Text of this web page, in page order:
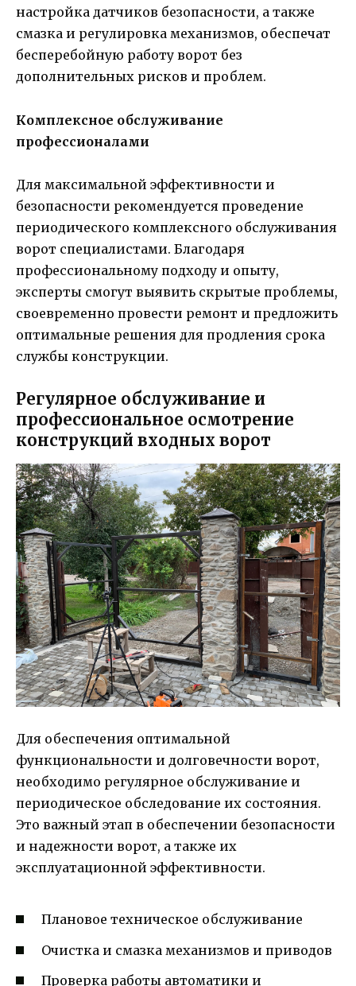
настройка датчиков безопасности, а также
смазка и регулировка механизмов, обеспечат
бесперебойную работу ворот без
дополнительных рисков и проблем.
Комплексное обслуживание
профессионалами
Для максимальной эффективности и
безопасности рекомендуется проведение
периодического комплексного обслуживания
ворот специалистами. Благодаря
профессиональному подходу и опыту,
эксперты смогут выявить скрытые проблемы,
своевременно провести ремонт и предложить
оптимальные решения для продления срока
службы конструкции.
Регулярное обслуживание и
профессиональное осмотрение
конструкций входных ворот
Для обеспечения оптимальной
функциональности и долговечности ворот,
необходимо регулярное обслуживание и
периодическое обследование их состояния.
Это важный этап в обеспечении безопасности
и надежности ворот, а также их
эксплуатационной эффективности.
Плановое техническое обслуживание
Очистка и смазка механизмов и приводов
Проверка работы автоматики и